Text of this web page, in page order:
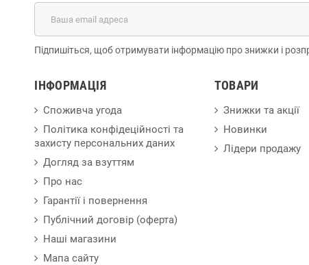
Підпишіться, щоб отримувати інформацію про знижки і
ІНФОРМАЦІЯ
Споживча угода
Політика конфідеційності та
захисту персональних даних
Догляд за взуттям
Про нас
Гарантії і повернення
Публічний договір (оферта)
Наші магазини
Мапа сайту
ТОВАРИ
Знижки та акції
Новинки
Лідери продажу